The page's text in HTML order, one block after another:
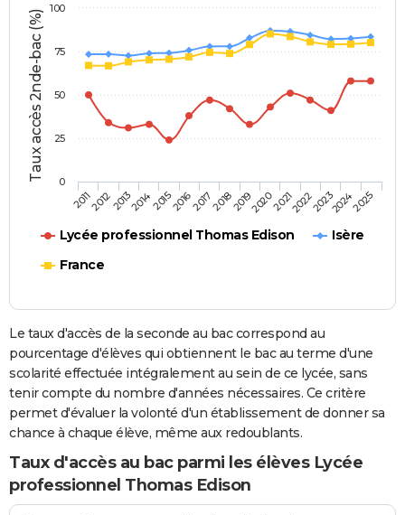
Taux accès 2nde-bac (%)
Lycée professionnel Thomas Edison
Isère
France
201120122013201420152016201720182019202020212022202320242025
0
25
50
75
100
Le taux d'accès de la seconde au bac correspond au
pourcentage d'élèves qui obtiennent le bac au terme d'une
scolarité effectuée intégralement au sein de ce lycée, sans
tenir compte du nombre d'années nécessaires. Ce critère
permet d'évaluer la volonté d'un établissement de donner sa
chance à chaque élève, même aux redoublants.
Taux d'accès au bac parmi les élèves Lycée
professionnel Thomas Edison